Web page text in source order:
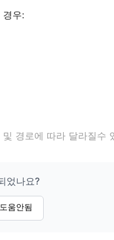
경우:
경로에 따라 달라질수
었나요?
움안됨